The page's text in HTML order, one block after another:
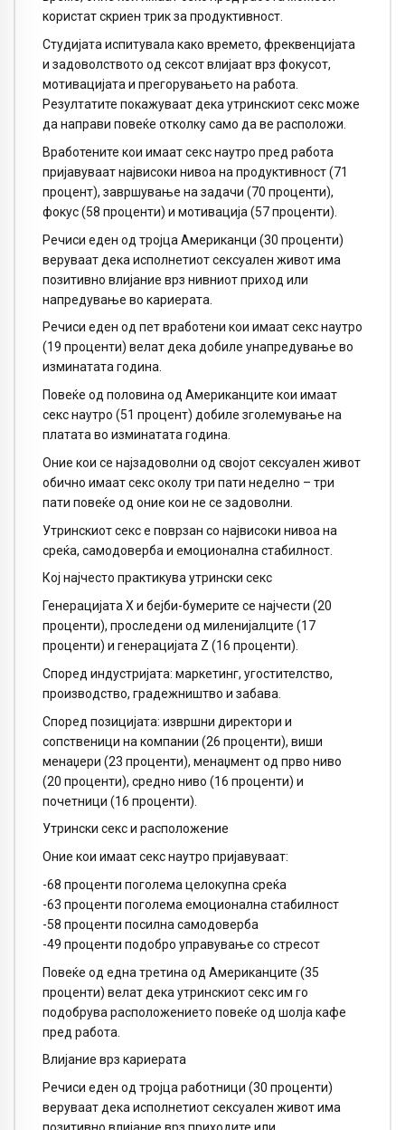
користат скриен трик за продуктивност.
Студијата испитувала како времето, фреквенцијата
и задоволството од сексот влијаат врз фокусот,
мотивацијата и прегорувањето на работа.
Резултатите покажуваат дека утринскиот секс може
да направи повеќе отколку само да ве расположи.
Вработените кои имаат секс наутро пред работа
пријавуваат највисоки нивоа на продуктивност (71
процент), завршување на задачи (70 проценти),
фокус (58 проценти) и мотивација (57 проценти).
Речиси еден од тројца Американци (30 проценти)
веруваат дека исполнетиот сексуален живот има
позитивно влијание врз нивниот приход или
напредување во кариерата.
Речиси еден од пет вработени кои имаат секс наутро
(19 проценти) велат дека добиле унапредување во
изминатата година.
Повеќе од половина од Американците кои имаат
секс наутро (51 процент) добиле зголемување на
платата во изминатата година.
Оние кои се најзадоволни од својот сексуален живот
обично имаат секс околу три пати неделно – три
пати повеќе од оние кои не се задоволни.
Утринскиот секс е поврзан со највисоки нивоа на
среќа, самодоверба и емоционална стабилност.
Кој најчесто практикува утрински секс
Генерацијата X и бејби-бумерите се најчести (20
проценти), проследени од миленијалците (17
проценти) и генерацијата Z (16 проценти).
Според индустријата: маркетинг, угостителство,
производство, градежништво и забава.
Според позицијата: извршни директори и
сопственици на компании (26 проценти), виши
менаџери (23 проценти), менаџмент од прво ниво
(20 проценти), средно ниво (16 проценти) и
почетници (16 проценти).
Утрински секс и расположение
Оние кои имаат секс наутро пријавуваат:
-68 проценти поголема целокупна среќа
-63 проценти поголема емоционална стабилност
-58 проценти посилна самодоверба
-49 проценти подобро управување со стресот
Повеќе од една третина од Американците (35
проценти) велат дека утринскиот секс им го
подобрува расположението повеќе од шолја кафе
пред работа.
Влијание врз кариерата
Речиси еден од тројца работници (30 проценти)
веруваат дека исполнетиот сексуален живот има